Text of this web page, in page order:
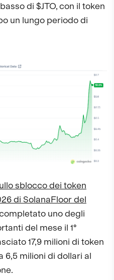
di $JTO, con il token
un lungo periodo di
sblocco dei token
di SolanaFloor del
completato uno degli
del mese il 1°
17,9 milioni di token
6,5 milioni di dollari al